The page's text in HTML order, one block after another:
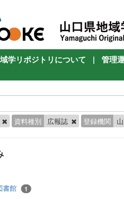
学リポジトリについて |
管理
資料種別 広報誌 登録機関
書館 1